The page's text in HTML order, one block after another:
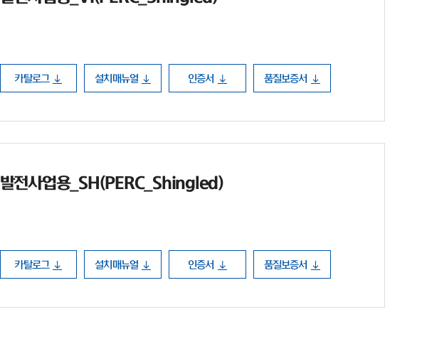
카탈로그 설치매뉴얼 인증서 품질보증서
발전사업용_SH(PERC_Shingled)
카탈로그 설치매뉴얼 인증서 품질보증서